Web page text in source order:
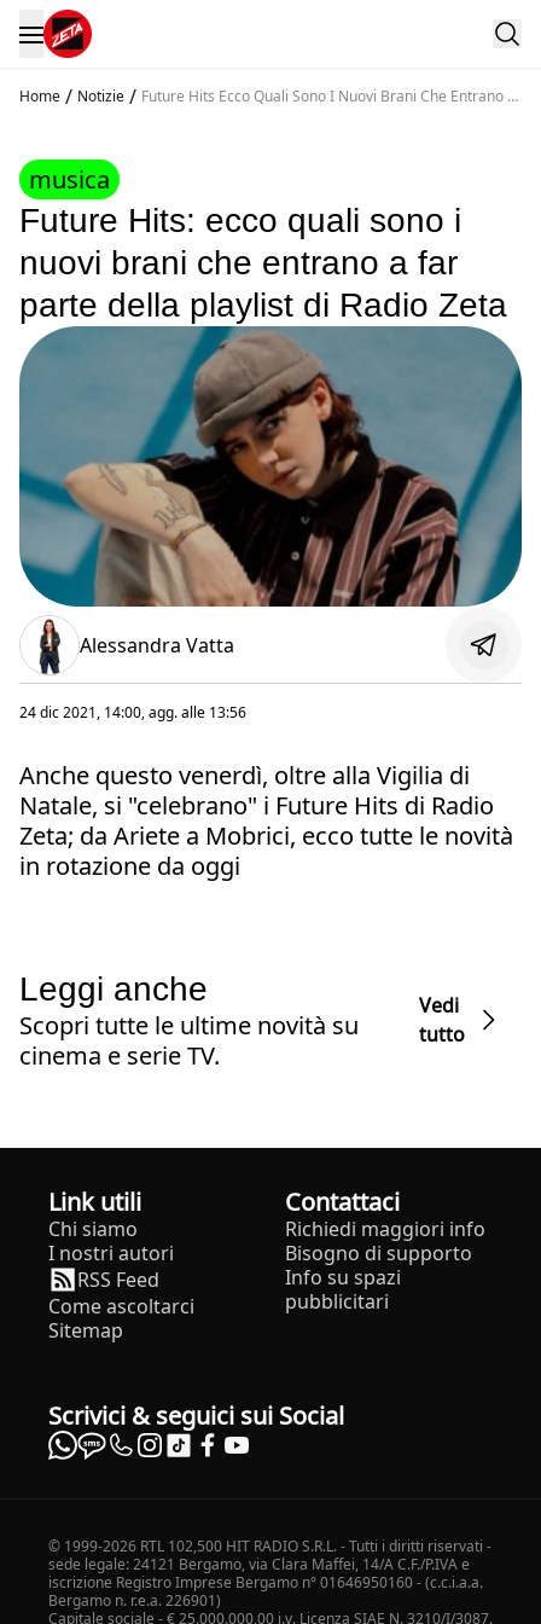
Home / Notizie / Future Hits Ecco Quali Sono I Nuovi Brani Che Entrano A
musica
Future Hits: ecco quali sono i
nuovi brani che entrano a far
parte della playlist di Radio Zeta
Alessandra Vatta
24 dic 2021, 14:00, agg. alle 13:56
Anche questo venerdì, oltre alla Vigilia di
Natale, si "celebrano" i Future Hits di Radio
Zeta; da Ariete a Mobrici, ecco tutte le novità
in rotazione da oggi
Leggi anche
Scopri tutte le ultime novità su
cinema e serie TV.
Vedi
tutto
Link utili
Chi siamo
I nostri autori
RSS Feed
Come ascoltarci
Sitemap
Contattaci
Richiedi maggiori info
Bisogno di supporto
Info su spazi
pubblicitari
Scrivici & seguici sui Social
© 1999-2026 RTL 102,500 HIT RADIO S.R.L. - Tutti i diritti riservati -
sede legale: 24121 Bergamo, via Clara Maffei, 14/A C.F./P.IVA e
iscrizione Registro Imprese Bergamo n° 01646950160 - (c.c.i.a.a.
Bergamo n. r.e.a. 226901)
Capitale sociale - € 25.000.000,00 i.v. Licenza SIAE N. 3210/I/3087.